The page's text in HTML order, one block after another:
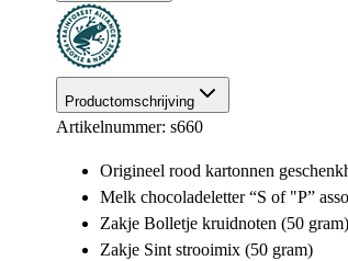
Productomschrijving
Artikelnummer: s660
Origineel rood kartonnen
Melk chocoladeletter “S of "P”
Zakje Bolletje kruidnoten (50 gram)
Zakje Sint strooimix (50 gram)